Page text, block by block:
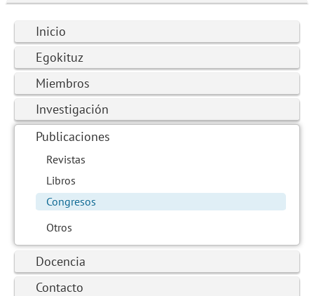
Inicio
Egokituz
Miembros
Investigación
Publicaciones
Revistas
Libros
Congresos
Otros
Docencia
Contacto